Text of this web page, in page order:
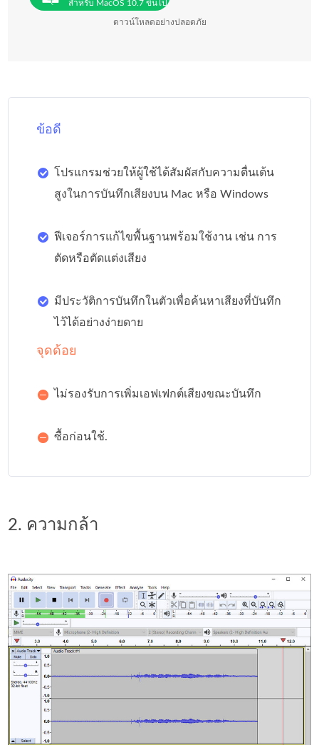
สำหรับ MacOS 10.7 ขึ้นไป
ดาวน์โหลดอย่างปลอดภัย
ข้อดี
โปรแกรมช่วยให้ผู้ใช้ได้สัมผัสกับความตื่นเต้น
สูงในการบันทึกเสียงบน Mac หรือ Windows
ฟีเจอร์การแก้ไขพื้นฐานพร้อมใช้งาน เช่น การ
ตัดหรือตัดแต่งเสียง
มีประวัติการบันทึกในตัวเพื่อค้นหาเสียงที่บันทึก
ไว้ได้อย่างง่ายดาย
จุดด้อย
ไม่รองรับการเพิ่มเอฟเฟกต์เสียงขณะบันทึก
ซื้อก่อนใช้.
2. ความกล้า